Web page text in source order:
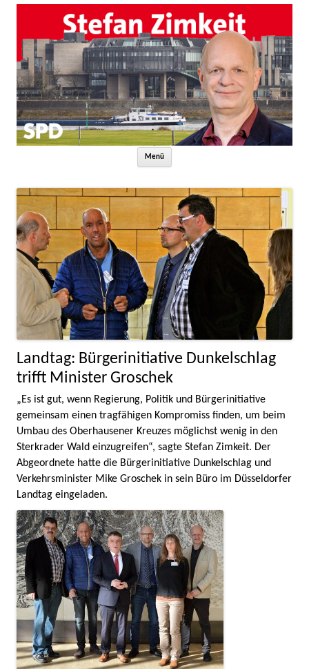
Menü
Landtag: Bürgerinitiative Dunkelschlag
trifft Minister Groschek
„Es ist gut, wenn Regierung, Politik und Bürgerinitiative
gemeinsam einen tragfähigen Kompromiss finden, um beim
Umbau des Oberhausener Kreuzes möglichst wenig in den
Sterkrader Wald einzugreifen“, sagte Stefan Zimkeit. Der
Abgeordnete hatte die Bürgerinitiative Dunkelschlag und
Verkehrsminister Mike Groschek in sein Büro im Düsseldorfer
Landtag eingeladen.